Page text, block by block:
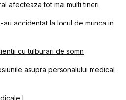
afecteaza tot mai multi tineri
au accidentat la locul de munca in
cu tulburari de somn
asupra personalului medical
I